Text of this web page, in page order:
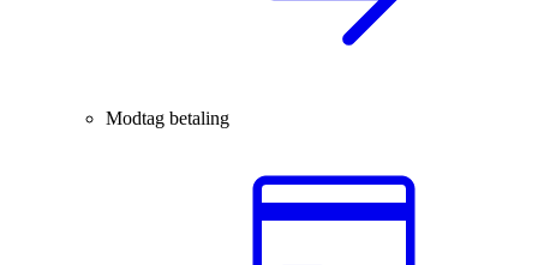
Modtag betaling